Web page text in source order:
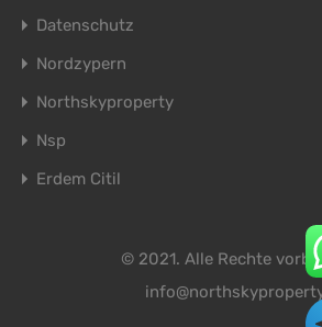
Datenschutz
Nordzypern
Northskyproperty
Nsp
Erdem Citil
© 2021. Alle Rechte